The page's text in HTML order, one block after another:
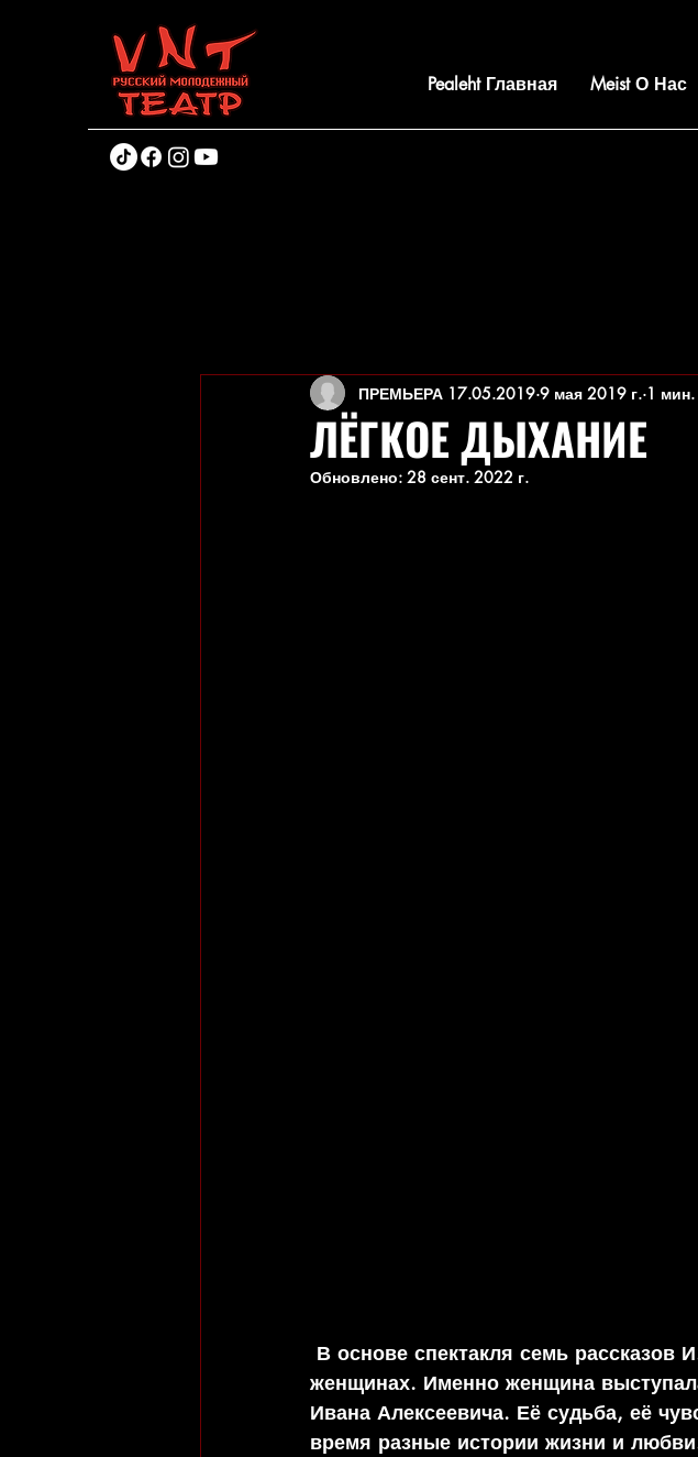
Pealeht Главная Meist О Нас
ЛЁГКОЕ ДЫХАНИЕ
ПРЕМЬЕРА 17.05.2019 9 мая 2019 г. 1 мин.
Обновлено: 28 сент. 2022 г.
женщинах. Именно женщина
Ивана Алексеевича. Её судьба, её
время разные истории жизни и